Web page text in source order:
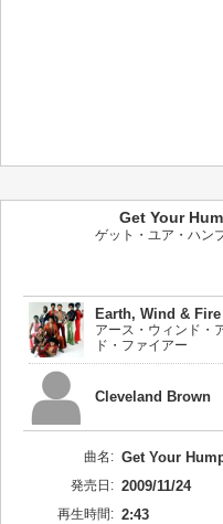
Get Your
ゲット・ユア・ハン
Earth, Wind & Fire
アース・ウィンド・
ド・ファイアー
Cleveland Brown
曲名: Get Your
発売日: 2009/11/24
再生時間: 2:43